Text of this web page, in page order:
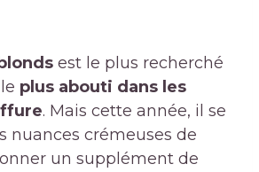
est le plus recherché
plus abouti dans les
. Mais cette année, il se
nuances crémeuses de
un supplément de